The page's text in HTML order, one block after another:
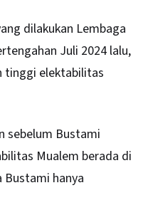
dilakukan Lembaga
Juli 2024 lalu,
tinggi elektabilitas
sebelum Bustami
Mualem berada di
Bustami hanya